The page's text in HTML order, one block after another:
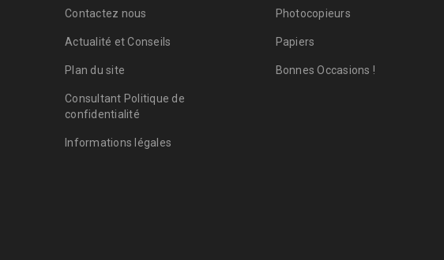
Contactez nous
Actualité et Conseils
Plan du site
Consultant Politique de
confidentialité
Informations légales
Photocopieurs
Papiers
Bonnes Occasions !